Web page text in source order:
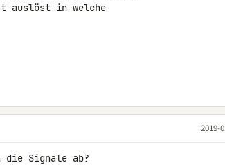
auslöst in welche
2019-
Signale ab?